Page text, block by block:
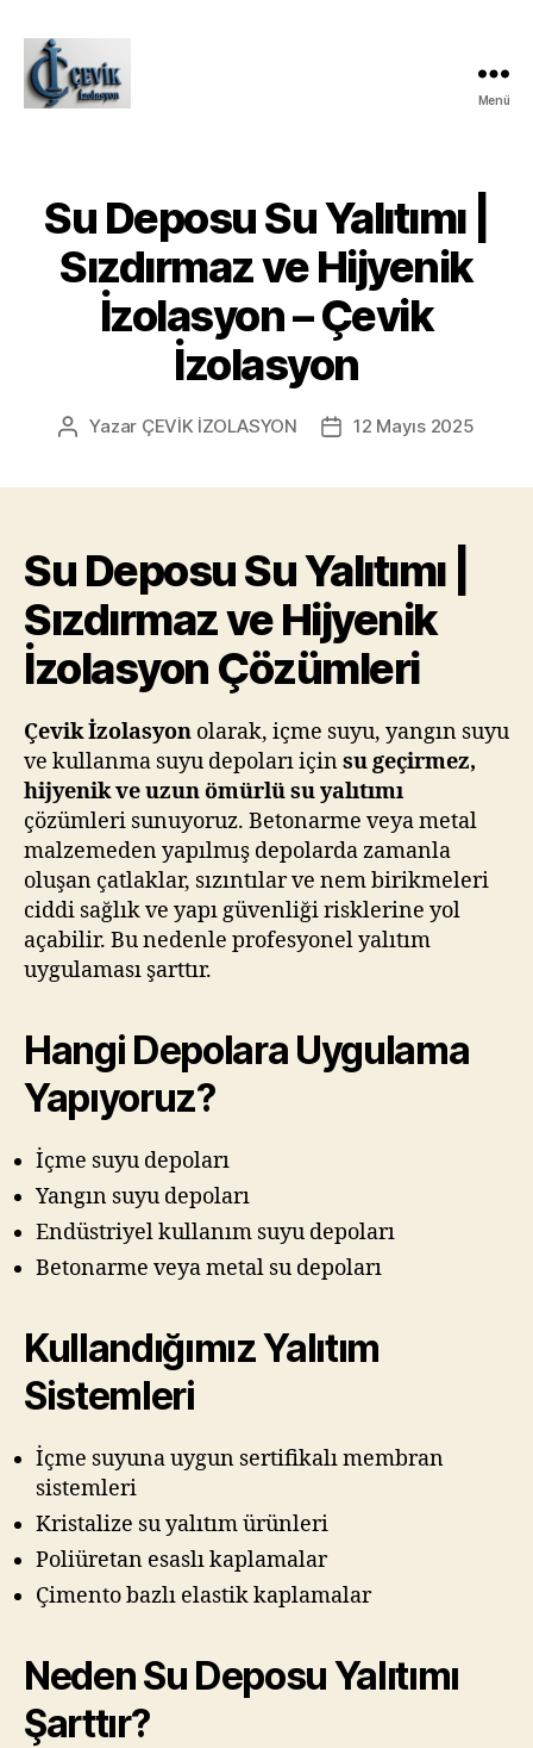
Menü
Su Deposu Su Yalıtımı |
Sızdırmaz ve Hijyenik
İzolasyon – Çevik
İzolasyon
Yazının
Yazar ÇEVİK İZOLASYON
Yazı12 Mayıs 2025
Su Deposu Su Yalıtımı |
Sızdırmaz ve Hijyenik
İzolasyon Çözümleri
Çevik İzolasyon olarak, içme suyu, yangın suyu
ve kullanma suyu depoları içinsu geçirmez,
hijyenik ve uzun ömürlü su yalıtımı
çözümleri sunuyoruz. Betonarme veya metal
malzemeden yapılmış depolarda zamanla
oluşan çatlaklar, sızıntılar ve nem birikmeleri
ciddi sağlık ve yapı güvenliği risklerine yol
açabilir. Bu nedenle profesyonel yalıtım
uygulaması şarttır.
Hangi Depolara Uygulama
Yapıyoruz?
İçme suyu depoları
Yangın suyu depoları
Endüstriyel kullanım suyu depoları
Betonarme veya metal su depoları
Kullandığımız Yalıtım
Sistemleri
İçme suyuna uygun sertifikalı membran
sistemleri
Kristalize su yalıtım ürünleri
Poliüretan esaslı kaplamalar
Çimento bazlı elastik kaplamalar
Neden Su Deposu Yalıtımı
Şarttır?